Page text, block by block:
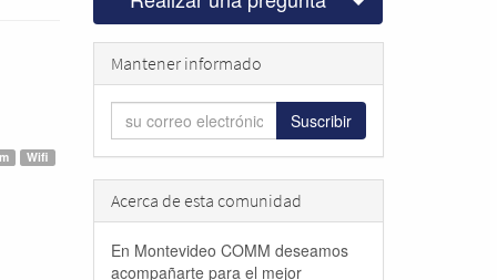
Wifi
Mantener informado
Suscribir
Acerca de esta comunidad
En Montevideo COMM deseamos
acompañarte para el mejor